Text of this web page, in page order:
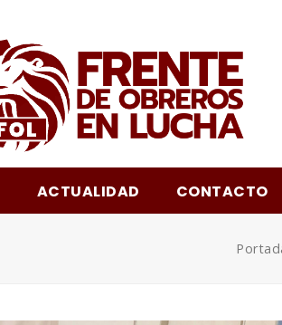
ACTUALIDAD CONTACTO